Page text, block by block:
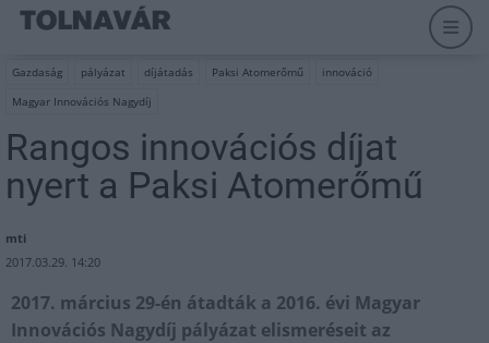
Gazdaság pályázat díjátadás Paksi Atomerőmű
innováció
Magyar Innovációs Nagydíj
Rangos innovációs díjat
nyert a Paksi Atomerőmű
mti
2017.03.29. 14:20
2017. március 29-én átadták a 2016. évi Magyar
Innovációs Nagydíj pályázat elismeréseit az